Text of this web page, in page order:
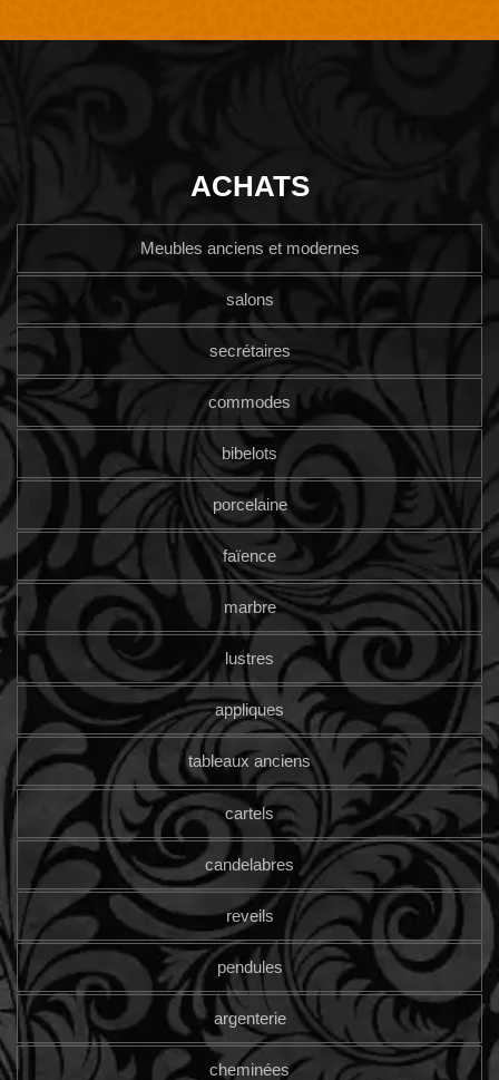
ACHATS
Meubles anciens et modernes
salons
secrétaires
commodes
bibelots
porcelaine
faïence
marbre
lustres
appliques
tableaux anciens
cartels
candelabres
reveils
pendules
argenterie
cheminées